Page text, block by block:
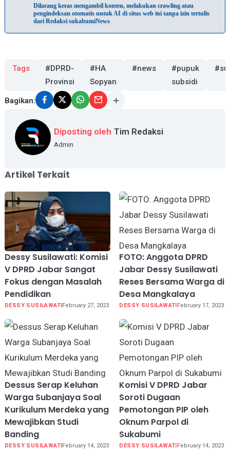
Dilarang keras mengambil konten, melakukan crawling atau
pengindeksan otomatis untuk AI di situs web ini tanpa izin tertulis
dari Redaksi sukabumiNews
Tags
#DPRD-
Provinsi
#HA
Sopyan
#news
#pupuk
subsidi
Bagikan:
Diposting oleh Tim Redaksi
Admin
Artikel Terkait
Dessy Susilawati: Komisi
V DPRD Jabar Sangat
Fokus dengan Masalah
Pendidikan
DESSY SUSILAWATI February 27, 2023
FOTO: Anggota DPRD
Jabar Dessy Susilawati
Reses Bersama Warga di
Desa Mangkalaya
DESSY SUSILAWATI February 17, 2023
Dessus Serap Keluhan
Warga Subanjaya Soal
Kurikulum Merdeka yang
Mewajibkan Studi
Banding
DESSY SUSILAWATIFebruary 14, 2023
Komisi V DPRD Jabar
Soroti Dugaan
Pemotongan PIP oleh
Oknum Parpol di
Sukabumi
DESSY SUSILAWATIFebruary 14, 2023